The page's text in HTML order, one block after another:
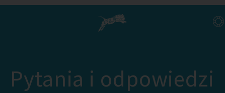
Pytania i odpowiedzi